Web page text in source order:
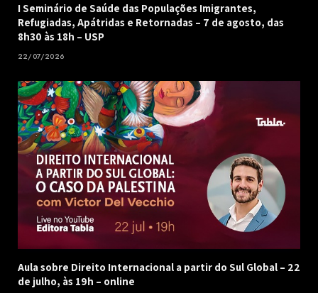
I Seminário de Saúde das Populações Imigrantes,
Refugiadas, Apátridas e Retornadas – 7 de agosto, das
8h30 às 18h – USP
22/07/2026
Aula sobre Direito Internacional a partir do Sul Global – 22
de julho, às 19h – online